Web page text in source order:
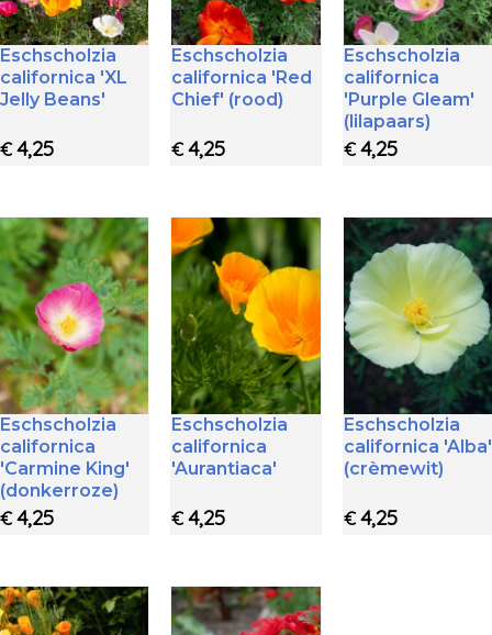
Eschscholzia
californica 'XL
Jelly Beans'
€ 4,25
Eschscholzia
californica 'Red
Chief' (rood)
€4,25
Eschscholzia
californica
'Purple Gleam'
(lilapaars)
€ 4,25
Eschscholzia
californica
'Carmine King'
(donkerroze)
€ 4,25
Eschscholzia
californica
'Aurantiaca'
€4,25
Eschscholzia
californica 'Alba'
(crèmewit)
€ 4,25